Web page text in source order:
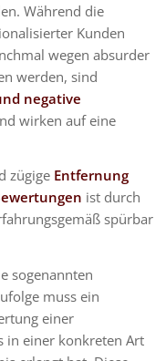
Während die
Kunden
wegen absurder
werden, sind
negative
wirken auf eine
zügige Entfernung
ist durch
spürbar
sogenannten
muss ein
einer
in einer konkreten Art